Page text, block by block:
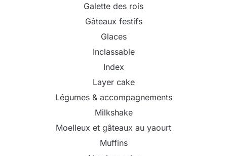
Galette des rois
Gâteaux festifs
Glaces
Inclassable
Index
Layer cake
Légumes & accompagnements
Milkshake
Moelleux et gâteaux au yaourt
Muffins